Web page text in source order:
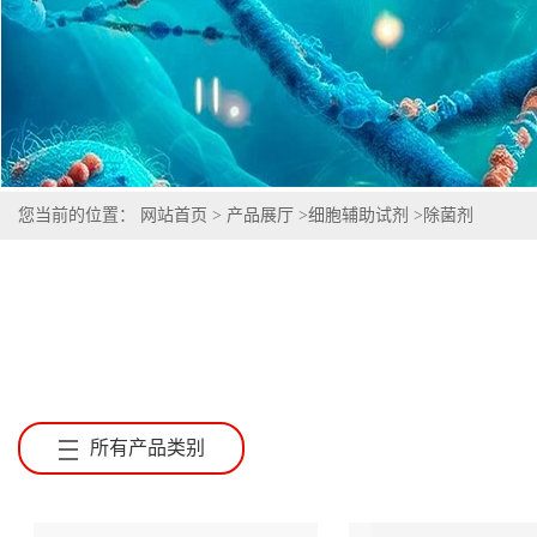
您当前的位置： 网站首页 > 产品展厅 >细胞辅助试剂 > 除菌剂
所有产品类别